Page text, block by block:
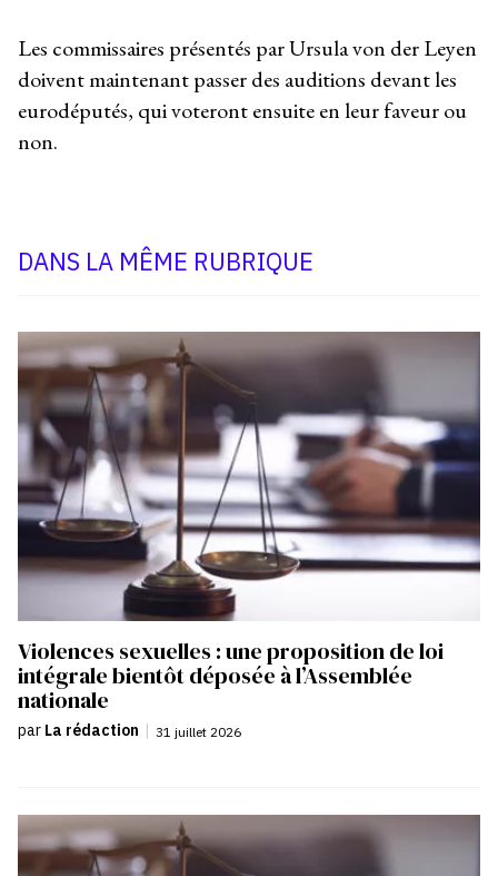
Les commissaires présentés par Ursula von der Leyen
doivent maintenant passer des auditions devant les
eurodéputés, qui voteront ensuite en leur faveur ou
non.
DANS LA MÊME RUBRIQUE
Violences sexuelles : une proposition de loi
intégrale bientôt déposée à l’Assemblée
nationale
par La rédaction | 31 juillet 2026